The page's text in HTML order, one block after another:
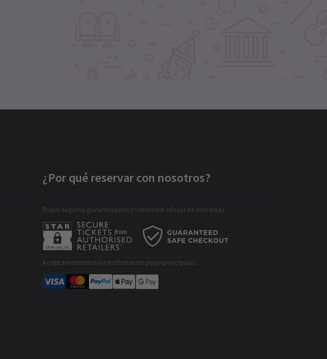
¿Por qué reservar con nosotros?
Pagos seguros garantizados y vendedor oficial de entradas
Aceptamos todos los métodos de pago principales